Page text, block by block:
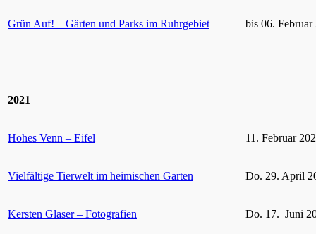
Grün Auf! – Gärten und Parks im Ruhrgebiet bis 06. Februar
2021
Hohes Venn – Eifel 11. Februar
Vielfältige Tierwelt im heimischen Garten Do. 29. April
Kersten Glaser – Fotografien Do. 17. Juni